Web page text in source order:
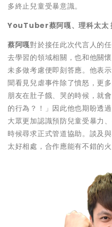
多終止兒童受暴意識。
YouTuber蔡阿嘎、理科太太
蔡阿嘎對於接任此次代言人的
去學習的領域相關，也和他關
未多做考慮便即刻答應。他表
聞看見兒虐事件除了憤怒，更
朋友在肚子餓、哭的時候，就
的行為？！」因此他也期盼透
大眾更加認識預防兒童受暴力
時候尋求正式管道協助。談及
太好相處，合作應能有不錯的火